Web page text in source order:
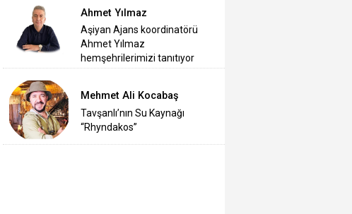
Ahmet Yılmaz
Aşiyan Ajans koordinatörü
Ahmet Yılmaz
hemşehrilerimizi tanıtıyor
Mehmet Ali Kocabaş
Tavşanlı’nın Su Kaynağı
“Rhyndakos”